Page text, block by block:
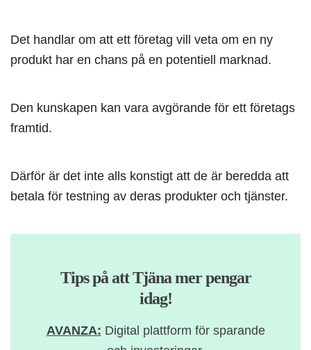
Det handlar om att ett företag vill veta om en ny
produkt har en chans på en potentiell marknad.
Den kunskapen kan vara avgörande för ett företags
framtid.
Därför är det inte alls konstigt att de är beredda att
betala för testning av deras produkter och tjänster.
Tips på att Tjäna mer pengar
idag!
AVANZA: Digital plattform för sparande